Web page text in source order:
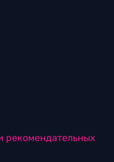
рекомендательных